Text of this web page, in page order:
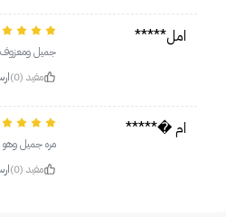
امل*****
جميل ومعزوف
مفيد (0)
ام �*****
مره جميل وهو
مفيد (0)